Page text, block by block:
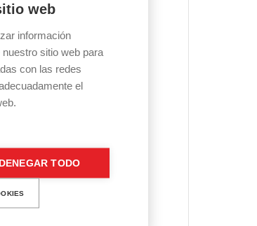
web
información
sitio web para
con las redes
el
DENEGAR TODO